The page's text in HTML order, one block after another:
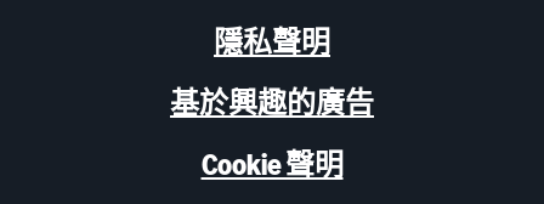
隱私聲明
基於興趣的廣告
Cookie 聲明